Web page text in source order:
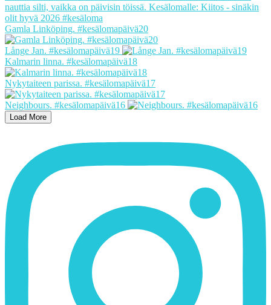
Gamla Linköping. #kesälomapäivä20
Långe Jan. #kesälomapäivä19
Kalmarin linna. #kesälomapäivä18
Nykytaiteen parissa. #kesälomapäivä17
Neighbours. #kesälomapäivä16
Load More